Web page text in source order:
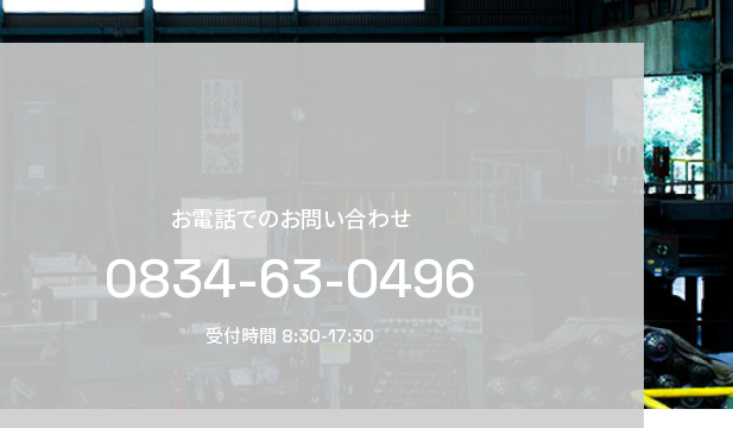
お電話でのお問い合わせ
0834-63-0496
受付時間 8:30-17:30